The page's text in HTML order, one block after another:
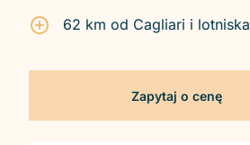
62 km od Cagliari i lotniska
Zapytaj o cenę